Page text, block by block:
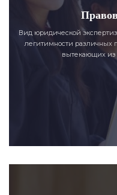
Вид юридической
легитимности различных
вытекающих